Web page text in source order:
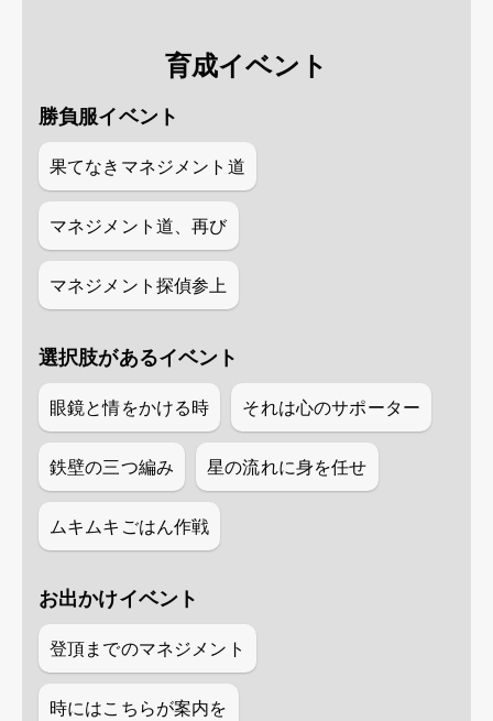
育成イベント
勝負服イベント
果てなきマネジメント道
マネジメント道、再び
マネジメント探偵参上
選択肢があるイベント
眼鏡と情をかける時 それは心のサポーター
鉄壁の三つ編み 星の流れに身を任せ
ムキムキごはん作戦
お出かけイベント
登頂までのマネジメント
時にはこちらが案内を